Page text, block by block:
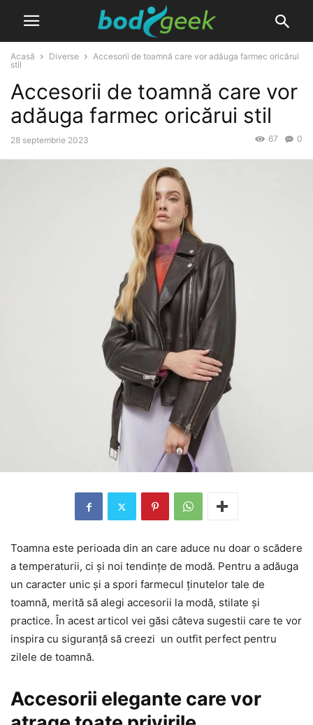
Acasă Diverse
Accesorii de toamnă care vor adăuga farmec oricărui
stil
Accesorii de toamnă care vor
adăuga farmec oricărui stil
28 septembrie 2023 0
67
Toamna este perioada din an care aduce nu doar o scădere
a temperaturii, ci și noi tendințe de modă. Pentru a adăuga
un caracter unic și a spori farmecul ținutelor tale de
toamnă, merită să alegi accesorii la modă, stilate și
practice. În acest articol vei găsi câteva sugestii care te vor
inspira cu siguranță să creezi un outfit perfect pentru
zilele de toamnă.
Accesorii elegante care vor